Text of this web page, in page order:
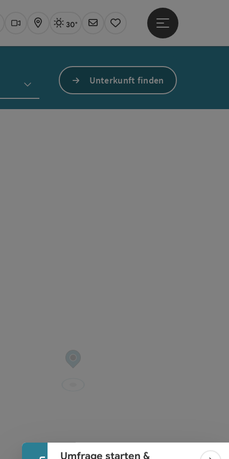
Umfrage starten &
Webcams
Karte Aktuelles Wetter Linz, sonnig
30°
Newsletter
Merkzettel
Hauptmenü öffnen
Unterkunft finden